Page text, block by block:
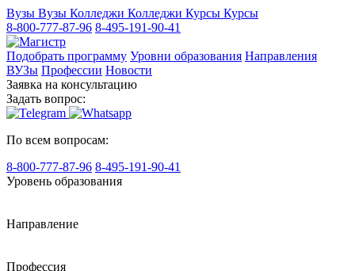
Вузы Вузы Колледжи Колледжи Курсы Курсы
8-800-777-87-96 8-495-191-90-41
Подобрать программу Уровни образования Направления
ВУЗы Профессии Новости
Заявка на консультацию
Задать вопрос:
По всем вопросам:
8-800-777-87-96 8-495-191-90-41
Уровень образования
Направление
Профессия